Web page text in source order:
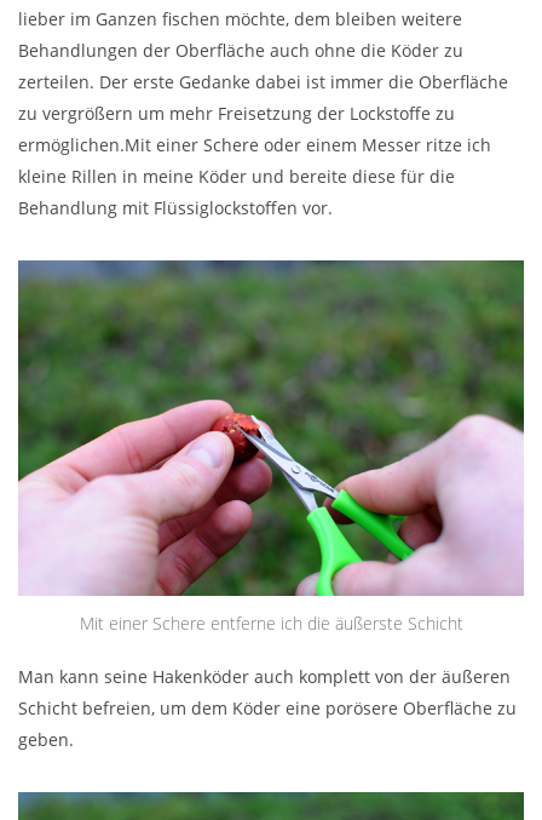
lieber im Ganzen fischen möchte, dem bleiben weitere
Behandlungen der Oberfläche auch ohne die Köder zu
zerteilen. Der erste Gedanke dabei ist immer die Oberfläche
zu vergrößern um mehr Freisetzung der Lockstoffe zu
ermöglichen.Mit einer Schere oder einem Messer ritze ich
kleine Rillen in meine Köder und bereite diese für die
Behandlung mit Flüssiglockstoffen vor.
Mit einer Schere entferne ich die äußerste Schicht
Man kann seine Hakenköder auch komplett von der äußeren
Schicht befreien, um dem Köder eine porösere Oberfläche zu
geben.